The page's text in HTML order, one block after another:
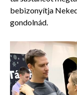
bebizonyítja
gondolnád.